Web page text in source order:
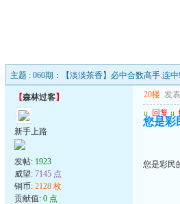
主题 : 060期：【淡淡茶香】必中合数高手.连中
【森林过客】
新手上路
发帖: 1923
威望: 7145 点
铜币: 2128 枚
贡献值: 0 点
20楼 发
u 回复 u
您是彩
您是彩民